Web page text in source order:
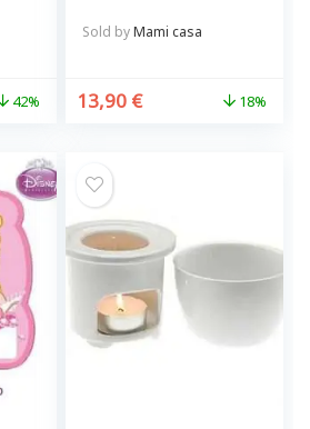
42%
Sold byMami casa
13,90 € 18%